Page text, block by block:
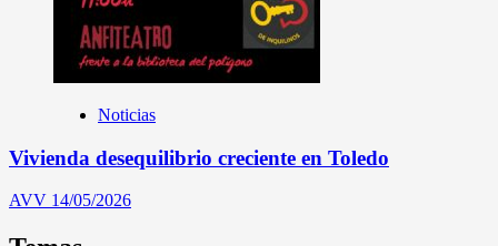
Noticias
Vivienda desequilibrio creciente en Toledo
AVV 14/05/2026